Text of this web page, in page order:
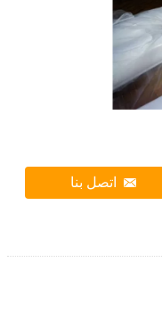
اتصل بنا